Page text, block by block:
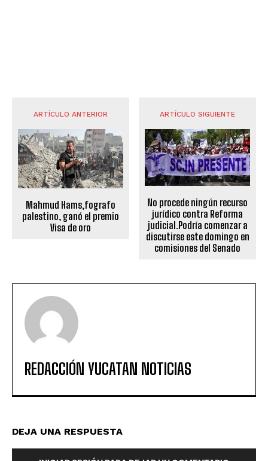
ARTÍCULO ANTERIOR
Mahmud Hams,fografo
palestino, ganó el premio
Visa de oro
ARTÍCULO SIGUIENTE
No procede ningún recurso
jurídico contra Reforma
judicial.Podría comenzar a
discutirse este domingo en
comisiones del Senado
REDACCIÓN YUCATAN NOTICIAS
DEJA UNA RESPUESTA